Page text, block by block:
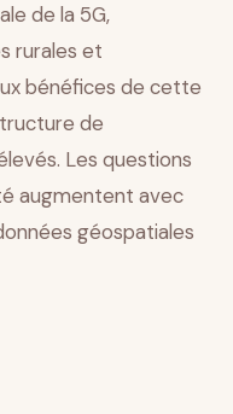
de la 5G,
rurales et
bénéfices de cette
de
Les questions
augmentent avec
géospatiales